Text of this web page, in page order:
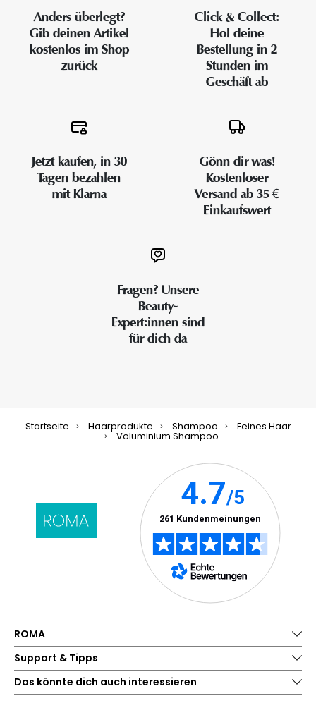
Anders überlegt?
Gib deinen Artikel
kostenlos im Shop
zurück
Click & Collect:
Hol deine
Bestellung in 2
Stunden im
Geschäft ab
Jetzt kaufen, in 30
Tagen bezahlen
mit Klarna
Gönn dir was!
Kostenloser
Versand ab 35 €
Einkaufswert
Fragen? Unsere
Beauty-
Expert:innen sind
für dich da
Startseite Haarprodukte Shampoo Feines Haar
Voluminium Shampoo
ROMA
Support & Tipps
Das könnte dich auch interessieren